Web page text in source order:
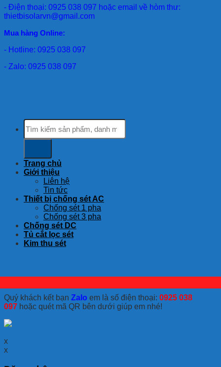
- Điện thoại: 0925 038 097 hoặc email về hòm thư:
thietbisolarvn@gmail.com
Mua hàng Online:
- Hotline: 0925 038 097
- Zalo: 0925 038 097
Tìm
kiếm:
Trang chủ
Giới thiệu
Liên hệ
Tin tức
Thiết bị chống sét AC
Chống sét 1 pha
Chống sét 3 pha
Chống sét DC
Tủ cắt lọc sét
Kim thu sét
Quý khách kết bạn Zalo em là số điện thoại: 0925 038
097 hoặc quét mã QR bên dưới giúp em nhé!
x
x